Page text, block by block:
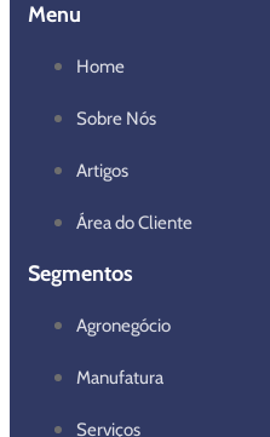
Menu
Home
Sobre Nós
Artigos
Área do Cliente
Segmentos
Agronegócio
Manufatura
Serviços